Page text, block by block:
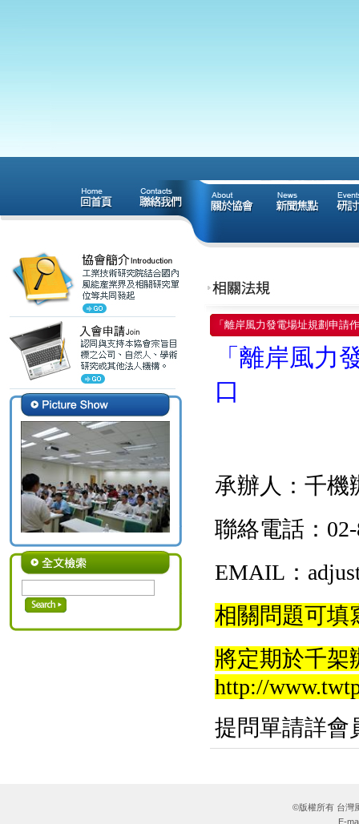
「離岸風力發電場址規劃申請
「離岸風力
口
承辦人： 千機
聯絡電話：
EMAIL：
相關問題可填
將定期於千架
http://
提問單請詳會
©版權所有 台灣
E-